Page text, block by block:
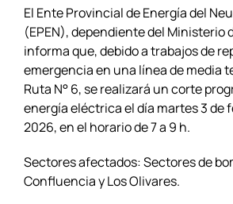
El Ente Provincial de Energía del
(EPEN), dependiente del Ministerio
informa que, debido a trabajos de
emergencia en una línea de media
Ruta N° 6, se realizará un corte
energía eléctrica el día martes 3 de
2026, en el horario de 7 a 9 h.
Sectores afectados: Sectores de
Confluencia y Los Olivares.